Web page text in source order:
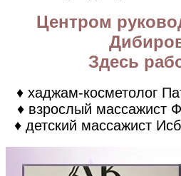
Центром
Здесь
♦ хаджам-косметолог
♦ взрослый массажист
♦ детский массажист